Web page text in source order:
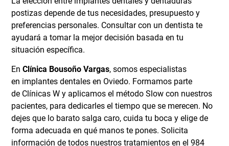
postizas depende de tus necesidades, presupuesto y
preferencias personales. Consultar con un dentista te
ayudará a tomar la mejor decisión basada en tu
situación específica.
EnClínica Bousoño Vargas, somos especialistas
en implantes dentales en Oviedo. Formamos parte
de Clínicas W y aplicamos el método Slow con nuestros
pacientes, para dedicarles el tiempo que se merecen. No
dejes que lo barato salga caro, cuida tu boca y elige de
forma adecuada en qué manos te pones.Solicita
información de todos nuestros tratamientos en el 984